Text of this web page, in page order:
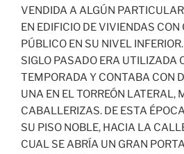
VENDIDA A ALGÚN
EN EDIFICIO DE VIVIENDAS CON
PÚBLICO EN SU NIVEL
SIGLO PASADO ERA UTILIZADA
TEMPORADA Y CONTABA CON
UNA EN EL TORREÓN LATERAL,
CABALLERIZAS. DE ESTA
SU PISO NOBLE, HACIA LA
CUAL SE ABRÍA UN GRAN